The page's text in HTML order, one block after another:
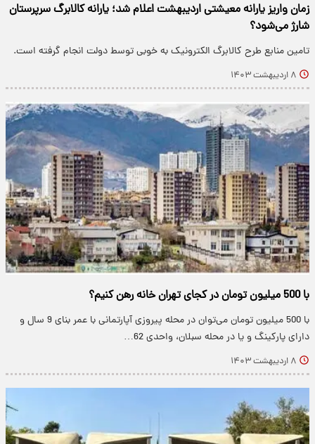
زمان واریز یارانه معیشتی اردیبهشت اعلام شد؛ یارانه کالابرگ سرپرستان
شارژ می‌شود؟​
تامین منابع طرح کالابرگ الکترونیک به خوبی توسط دولت انجام گرفته است.
۸ اردیبهشت ۱۴۰۳
با 500 میلیون تومان در کجای تهران خانه رهن کنیم؟
با 500 میلیون تومان می‌توان در محله پیروزی آپارتمانی با عمر بنای 9 سال و
دارای پارکینگ و یا در محله سبلان، واحدی 62…
۸ اردیبهشت ۱۴۰۳